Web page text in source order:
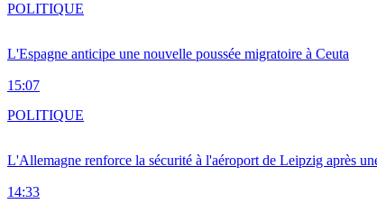
L'Espagne anticipe une nouvelle poussée migratoire à Ceuta
15:07
POLITIQUE
L'Allemagne renforce la sécurité à l'aéroport de Leipzig après
14:33
POLITIQUE